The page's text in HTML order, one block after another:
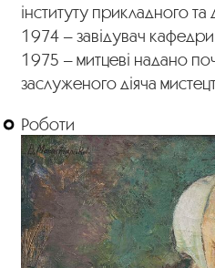
інституту прикладного
1974 – завідувач
1975 – митцеві надано
заслуженого діяча
Роботи